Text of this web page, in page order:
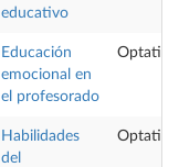
educativo
Educación
emocional en
el profesorado
Optativa
Habilidades
del
Optativa